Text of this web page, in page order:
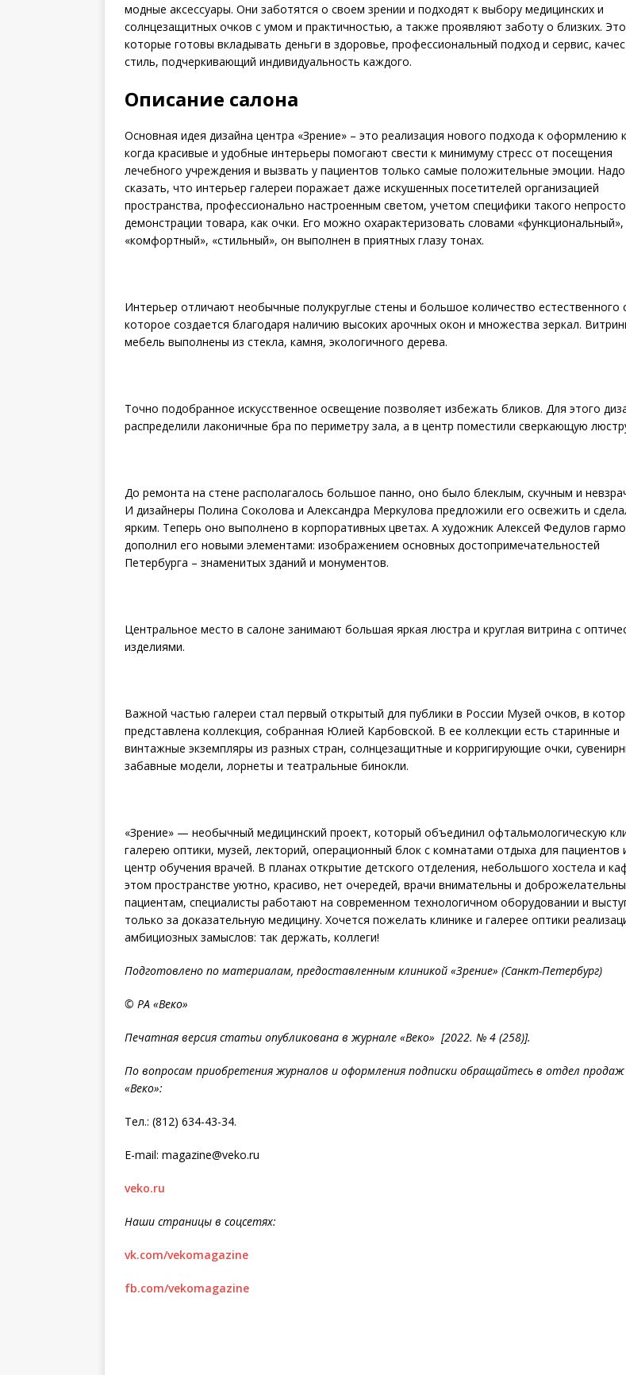
модные аксессуары. Они заботятся о своем зрении и подходят к выбору медицинских и
солнцезащитных очков с умом и практичностью, а также проявляют заботу о близких.
которые готовы вкладывать деньги в здоровье, профессиональный подход и сервис,
стиль, подчеркивающий индивидуальность каждого.
Описание салона
Основная идея дизайна центра «Зрение» – это реализация нового подхода к оформлению
когда красивые и удобные интерьеры помогают свести к минимуму стресс от посещения
лечебного учреждения и вызвать у пациентов только самые положительные эмоции. Надо
сказать, что интерьер галереи поражает даже искушенных посетителей организацией
пространства, профессионально настроенным светом, учетом специфики такого
демонстрации товара, как очки. Его можно охарактеризовать словами «функциональный»,
«комфортный», «стильный», он выполнен в приятных глазу тонах.
Интерьер отличают необычные полукруглые стены и большое количество естественного
которое создается благодаря наличию высоких арочных окон и множества зеркал.
мебель выполнены из стекла, камня, экологичного дерева.
Точно подобранное искусственное освещение позволяет избежать бликов. Для этого
распределили лаконичные бра по периметру зала, а в центр поместили сверкающую
До ремонта на стене располагалось большое панно, оно было блеклым, скучным и
И дизайнеры Полина Соколова и Александра Меркулова предложили его освежить и
ярким. Теперь оно выполнено в корпоративных цветах. А художник Алексей Федулов
дополнил его новыми элементами: изображением основных достопримечательностей
Петербурга – знаменитых зданий и монументов.
Центральное место в салоне занимают большая яркая люстра и круглая витрина с
изделиями.
Важной частью галереи стал первый открытый для публики в России Музей очков, в
представлена коллекция, собранная Юлией Карбовской. В ее коллекции есть старинные и
винтажные экземпляры из разных стран, солнцезащитные и корригирующие очки,
забавные модели, лорнеты и теат­ральные бинокли.
«Зрение» — необычный медицинский проект, который объединил офтальмологическую
галерею оптики, музей, лекторий, операционный блок с комнатами отдыха для пациентов
центр обучения врачей. В планах открытие детского отделения, небольшого хостела и
этом пространстве уютно, красиво, нет очередей, врачи внимательны и
пациентам, специалисты работают на современном технологичном оборудовании и
только за доказательную медицину. Хочется пожелать клинике и галерее оптики
амбициозных замыслов: так держать, коллеги!
Подготовлено по материалам, предоставленным клиникой «Зрение» (Санкт-Петербург)
© РА «Веко»
Печатная версия статьи опубликована в журнале «Веко» [2022. № 4 (258)].
По вопросам приобретения журналов и оформления подписки обращайтесь в отдел
«Веко»:
Тел.: (812) 634-43-34.
E-mail: magazine@veko.ru
veko.ru
Наши страницы в соцсетях:
vk.com/vekomagazine
fb.com/vekomagazine